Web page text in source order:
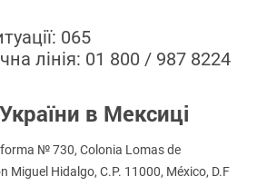
065
лінія: 01 800 / 987 8224
в Мексиці
№ 730, Colonia Lomas de
Miguel Hidalgo, C.P. 11000, México, D.F